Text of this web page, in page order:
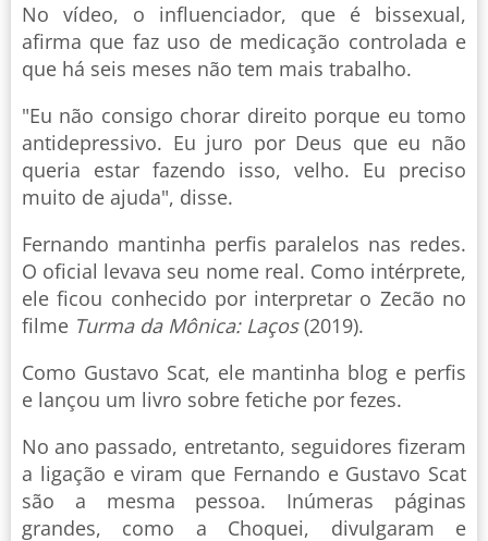
No vídeo, o influenciador, que é bissexual,
afirma que faz uso de medicação controlada e
que há seis meses não tem mais trabalho.
"Eu não consigo chorar direito porque eu tomo
antidepressivo. Eu juro por Deus que eu não
queria estar fazendo isso, velho. Eu preciso
muito de ajuda", disse.
Fernando mantinha perfis paralelos nas redes.
O oficial levava seu nome real. Como intérprete,
ele ficou conhecido por interpretar o Zecão no
filme Turma da Mônica: Laços(2019).
Como Gustavo Scat, ele mantinha blog e perfis
e lançou um livro sobre fetiche por fezes.
No ano passado, entretanto, seguidores fizeram
a ligação e viram que Fernando e Gustavo Scat
são a mesma pessoa. Inúmeras páginas
grandes, como a Choquei, divulgaram e